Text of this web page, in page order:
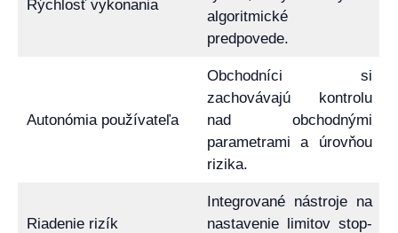
Rýchlosť vykonania
algoritmické
predpovede.
Autonómia používateľa
Obchodníci si
zachovávajú kontrolu
nad obchodnými
parametrami a úrovňou
rizika.
Riadenie rizík
Integrované nástroje na
nastavenie limitov stop-